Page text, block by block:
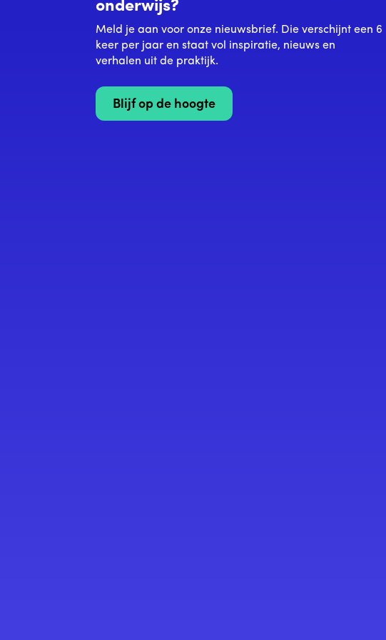
onderwijs?
Meld je aan voor onze nieuwsbrief. Die verschijnt een 6
keer per jaar en staat vol inspiratie, nieuws en
verhalen uit de praktijk.
Blijf op de hoogte